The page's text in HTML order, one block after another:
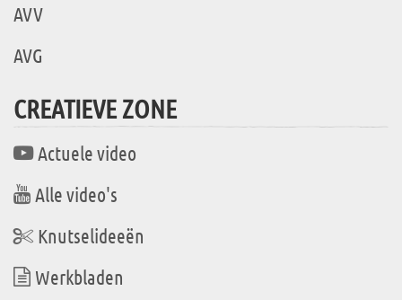
AVV
AVG
CREATIEVE ZONE
Actuele video
Alle video's
Knutselideeën
Werkbladen